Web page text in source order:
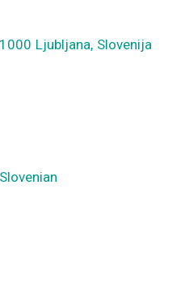
Ljubljana, Slovenija